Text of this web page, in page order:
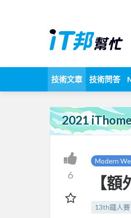
技術文章 技術問答
2021
6
Modern
【
13th鐵人賽